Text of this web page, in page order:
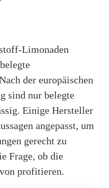
Limonaden
der europäischen
sind nur belegte
Einige Hersteller
angepasst, um
gerecht zu
Frage, ob die
profitieren.